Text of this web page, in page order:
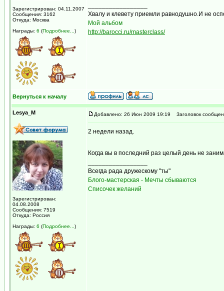
Зарегистрирован: 04.11.2007
Сообщения: 3162
Откуда: Москва
Награды: 6 (Подробнее... )
Хвалу и клевету приемли равнодушно.И не
Мой альбом
http://barocci.ru/masterclass/
Вернуться к началу
Lesya_M
Зарегистрирован:
04.08.2008
Сообщения: 7519
Откуда: Россия
Награды: 6 (Подробнее... )
Добавлено: 26 Июн 2009 19:19 Заголовок
2 недели назад.
Когда вы в последний раз целый день не
Всегда рада дружескому "ты"
Блого-мастерская - Мечты сбываются
Списочек желаний